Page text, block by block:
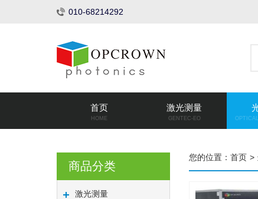
010-68214292
首页
HOME
激光测量
GENTEC-EO
商品分类
激光测量
您的位置： 首页 >